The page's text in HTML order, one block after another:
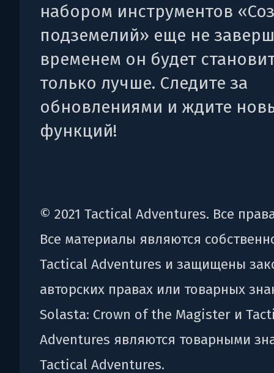
набором инструментов
подземелий» еще не
временем он будет
только лучше. Следите за
обновлениями и ждите
функций!
© 2021 Tactical Adventures. Все
Все материалы являются
Tactical Adventures и защищены
авторских правах или товарных
Solasta: Crown of the Magister и
Adventures являются товарными
Tactical Adventures.